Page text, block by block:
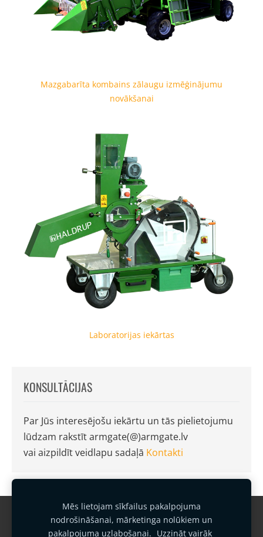
KONSULTĀCIJAS
Par Jūs interesējošu iekārtu un tās pielietojumu
lūdzam rakstīt armgate(@)armgate.lv
vai aizpildīt veidlapu sadaļā Kontakti
Mazgabarīta kombains zālaugu izmēģinājumu
novākšanai
Laboratorijas iekārtas
Garantijas noteikumi
Kontakti
Mēs lietojam sīkfailus pakalpojuma
nodrošināšanai, mārketinga nolūkiem un
pakalpojuma uzlabošanai. Uzzināt vairāk